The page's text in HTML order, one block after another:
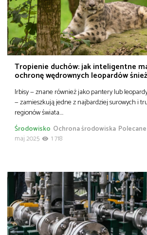
Tropienie duchów: jak inteligentne
ochronę wędrownych leopardów
Irbisy — znane również jako pantery lub
— zamieszkują jedne z najbardziej surowych i
regionów świata….
Ochrona środowiska
Środowisko
maj 2025
1 718